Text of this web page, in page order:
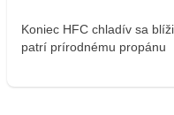
Koniec HFC chladív sa
patrí prírodnému propánu